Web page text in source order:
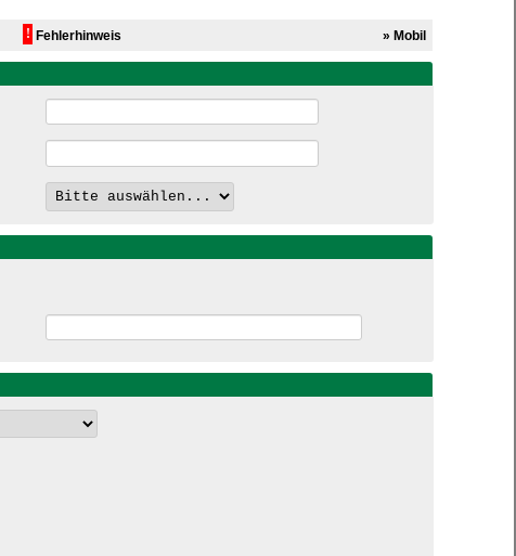
! Fehlerhinweis